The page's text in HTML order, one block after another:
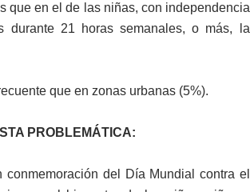
que en el de las niñas, con independencia
durante 21 horas semanales, o más, la
que en zonas urbanas (5%).
PROBLEMÁTICA:
del Día Mundial contra el